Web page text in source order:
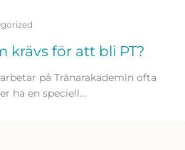
krävs för att bli PT?
på Tränarakademin ofta
ha en speciell…